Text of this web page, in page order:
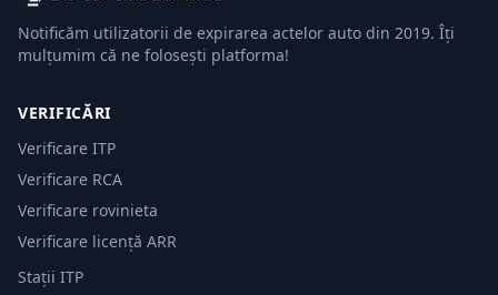
Notificăm utilizatorii de expirarea actelor auto din 2019. Îți
mulțumim că ne folosești platforma!
VERIFICĂRI
Verificare ITP
Verificare RCA
Verificare rovinieta
Verificare licență ARR
Stații ITP